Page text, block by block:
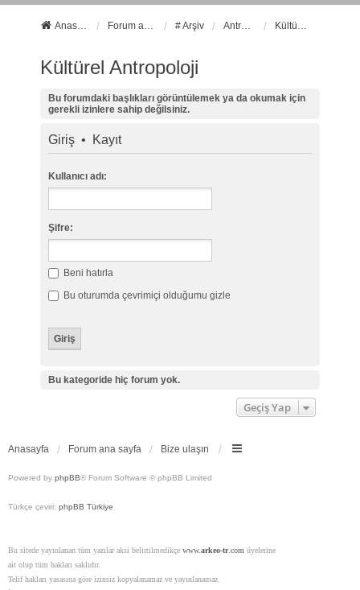
Anasayfa Forum ana sayfa # Arşiv Antropoloji Kültürel Antropoloji
Kültürel Antropoloji
Bu forumdaki başlıkları görüntülemek ya da okumak için
gerekli izinlere sahip değilsiniz.
Giriş• Kayıt
Kullanıcı adı:
Şifre:
Beni hatırla
Bu oturumda çevrimiçi olduğumu gizle
Bu kategoride hiç forum yok.
Geçiş Yap
Anasayfa Forum ana sayfa Bize ulaşın
Powered by phpBB® Forum Software © phpBB Limited
Türkçe çeviri: phpBB Türkiye
Bu sitede yayınlanan tüm yazılar aksi belirtilmedikçe www.arkeo-tr.com üyelerine
ait olup tüm hakları saklıdır.
Telif hakları yasasına göre izinsiz kopyalanamaz ve yayınlanamaz.